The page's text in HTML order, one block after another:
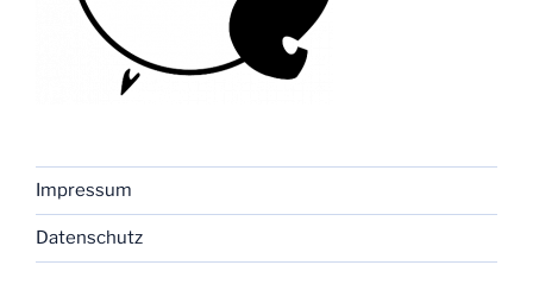
Impressum
Datenschutz